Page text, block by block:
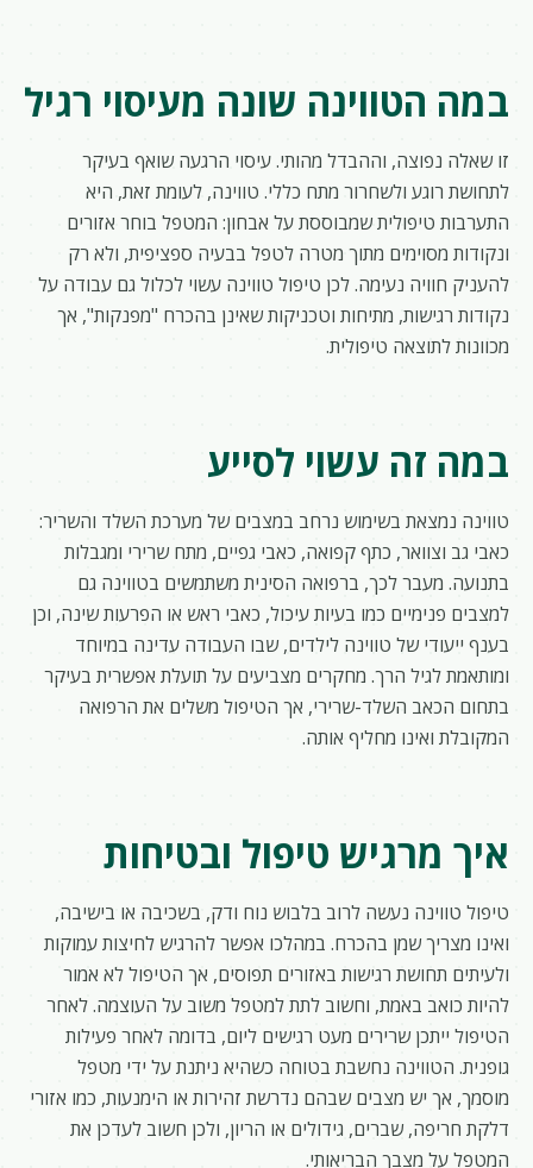
במה הטווינה שונה מעיסוי רגיל
זו שאלה נפוצה, וההבדל מהותי. עיסוי הרגעה שואף בעיקר
לתחושת רוגע ולשחרור מתח כללי. טווינה, לעומת זאת, היא
התערבות טיפולית שמבוססת על אבחון: המטפל בוחר אזורים
ונקודות מסוימים מתוך מטרה לטפל בבעיה ספציפית, ולא רק
להעניק חוויה נעימה. לכן טיפול טווינה עשוי לכלול גם עבודה על
נקודות רגישות, מתיחות וטכניקות שאינן בהכרח "מפנקות", אך
מכוונות לתוצאה טיפולית.
במה זה עשוי לסייע
טווינה נמצאת בשימוש נרחב במצבים של מערכת השלד והשריר:
כאבי גב וצוואר, כתף קפואה, כאבי גפיים, מתח שרירי ומגבלות
בתנועה. מעבר לכך, ברפואה הסינית משתמשים בטווינה גם
למצבים פנימיים כמו בעיות עיכול, כאבי ראש או הפרעות שינה, וכן
בענף ייעודי של טווינה לילדים, שבו העבודה עדינה במיוחד
ומותאמת לגיל הרך. מחקרים מצביעים על תועלת אפשרית בעיקר
בתחום הכאב השלד-שרירי, אך הטיפול משלים את הרפואה
המקובלת ואינו מחליף אותה.
איך מרגיש טיפול ובטיחות
טיפול טווינה נעשה לרוב בלבוש נוח ודק, בשכיבה או בישיבה,
ואינו מצריך שמן בהכרח. במהלכו אפשר להרגיש לחיצות עמוקות
ולעיתים תחושת רגישות באזורים תפוסים, אך הטיפול לא אמור
להיות כואב באמת, וחשוב לתת למטפל משוב על העוצמה. לאחר
הטיפול ייתכן שרירים מעט רגישים ליום, בדומה לאחר פעילות
גופנית. הטווינה נחשבת בטוחה כשהיא ניתנת על ידי מטפל
מוסמך, אך יש מצבים שבהם נדרשת זהירות או הימנעות, כמו אזורי
דלקת חריפה, שברים, גידולים או הריון, ולכן חשוב לעדכן את
המטפל על מצבך הבריאותי.